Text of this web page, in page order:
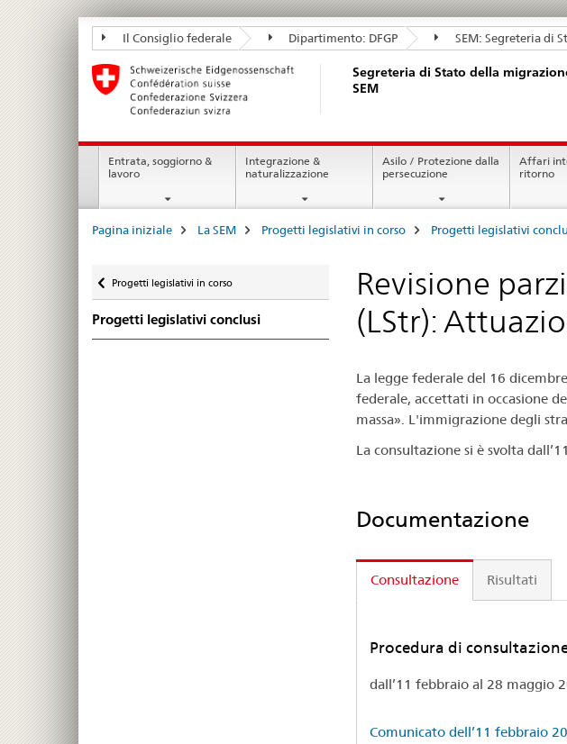
Segreteria
di
Stato
della
migrazione
SEM
Il Consiglio federale Dipartimento: DFGP SEM: Segreteria di
Segreteria di Stato della
SEM
Navigation
Entrata, soggiorno &
lavoro
Integrazione &
naturalizzazione
Asilo / Protezione dalla
persecuzione
Affari
ritorno
Breadcrumb
Pagina iniziale La SEM Progetti legislativi in corso Progetti legislativi
Progetti legislativi in corso
Progetti legislativi conclusi
Revisione
(LStr):
La legge federale del 16
federale, accettati in occasione
massa». L'immigrazione degli
La consultazione si è svolta
Documentazione
Consultazione Risultati
Procedura di
dall’11 febbraio al 28 maggio
Comunicato dell’11 febbraio